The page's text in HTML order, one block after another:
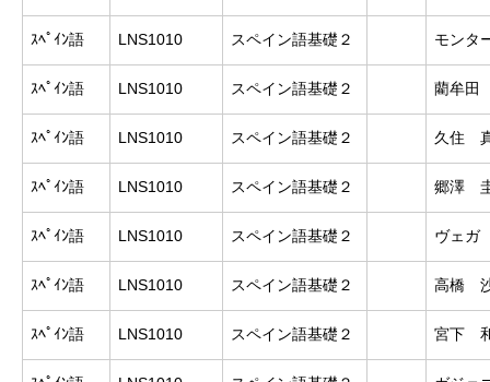
ｽﾍﾟｲﾝ語 LNS1010 スペイン語基礎２ モンタ
ｽﾍﾟｲﾝ語 LNS1010 スペイン語基礎２ 藺牟田
ｽﾍﾟｲﾝ語 LNS1010 スペイン語基礎２ 久住
ｽﾍﾟｲﾝ語 LNS1010 スペイン語基礎２ 郷澤
ｽﾍﾟｲﾝ語 LNS1010 スペイン語基礎２ ヴェ
ｽﾍﾟｲﾝ語 LNS1010 スペイン語基礎２ 高橋
ｽﾍﾟｲﾝ語 LNS1010 スペイン語基礎２ 宮下